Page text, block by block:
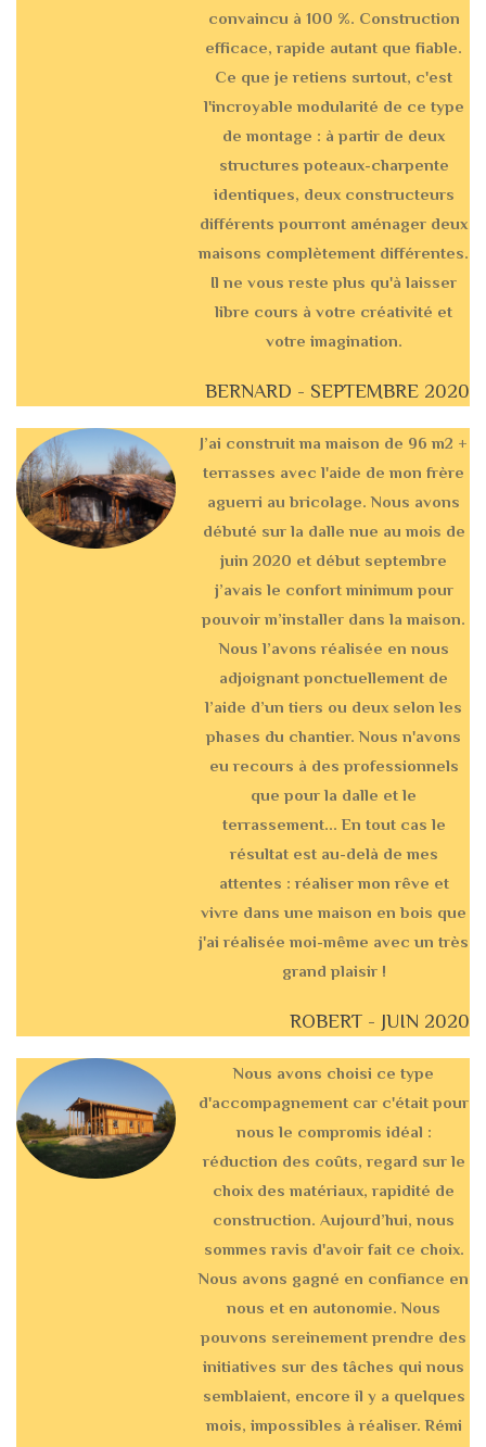
convaincu à 100 %. Construction
efficace, rapide autant que fiable.
Ce que je retiens surtout, c'est
l'incroyable modularité de ce type
de montage : à partir de deux
structures poteaux-charpente
identiques, deux constructeurs
différents pourront aménager deux
maisons complètement différentes.
Il ne vous reste plus qu'à laisser
libre cours à votre créativité et
votre imagination.
BERNARD - SEPTEMBRE 2020
J’ai construit ma maison de 96 m2 +
terrasses avec l'aide de mon frère
aguerri au bricolage. Nous avons
débuté sur la dalle nue au mois de
juin 2020 et début septembre
j’avais le confort minimum pour
pouvoir m’installer dans la maison.
Nous l’avons réalisée en nous
adjoignant ponctuellement de
l’aide d’un tiers ou deux selon les
phases du chantier. Nous n'avons
eu recours à des professionnels
que pour la dalle et le
terrassement... En tout cas le
résultat est au-delà de mes
attentes : réaliser mon rêve et
vivre dans une maison en bois que
j'ai réalisée moi-même avec un très
grand plaisir !
ROBERT - JUIN 2020
Nous avons choisi ce type
d'accompagnement car c'était pour
nous le compromis idéal :
réduction des coûts, regard sur le
choix des matériaux, rapidité de
construction. Aujourd’hui, nous
sommes ravis d'avoir fait ce choix.
Nous avons gagné en confiance en
nous et en autonomie. Nous
pouvons sereinement prendre des
initiatives sur des tâches qui nous
semblaient, encore il y a quelques
mois, impossibles à réaliser. Rémi